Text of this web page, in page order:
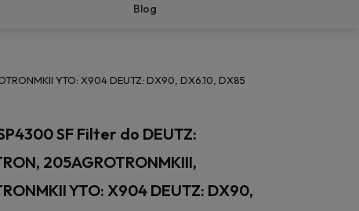
Blog
YTO: X904 DEUTZ: DX90, DX6.10, DX85
SF Filter do DEUTZ:
205AGROTRONMKIII,
YTO: X904 DEUTZ: DX90,